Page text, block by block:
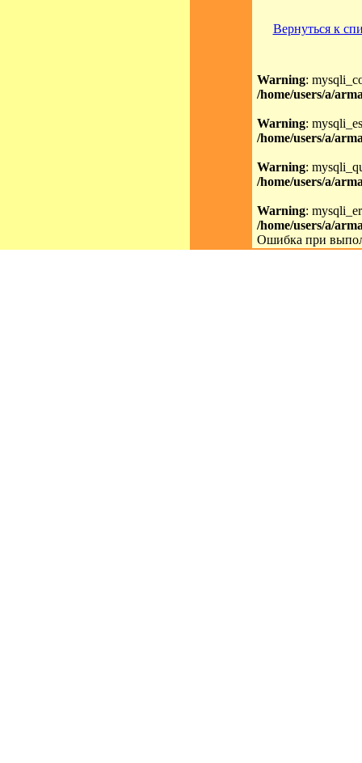
Вернуться к
Warning:
/home/users/a/
Warning:
/home/users/a/
Warning:
/home/users/a/
Warning:
/home/users/a/
Ошибка при